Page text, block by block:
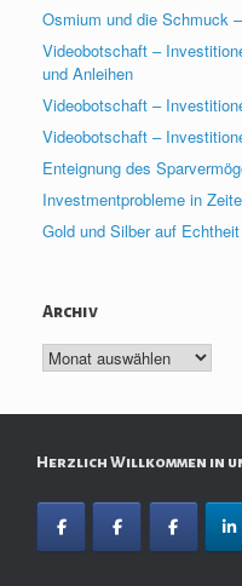
Osmium und die Schmuck
Videobotschaft –
und Anleihen
Videobotschaft –
Videobotschaft –
Enteignung des
Investmentprobleme in
Gold und Silber auf
Archiv
Archiv
Herzlich Willkommen in